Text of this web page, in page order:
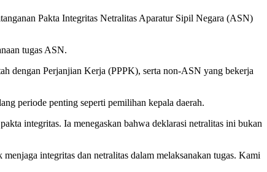
Pakta Integritas Netralitas Aparatur Sipil Negara (ASN)
tugas ASN.
dengan Perjanjian Kerja (PPPK), serta non-ASN yang bekerja
periode penting seperti pemilihan kepala daerah.
integritas. Ia menegaskan bahwa deklarasi netralitas ini bukan
integritas dan netralitas dalam melaksanakan tugas. Kami